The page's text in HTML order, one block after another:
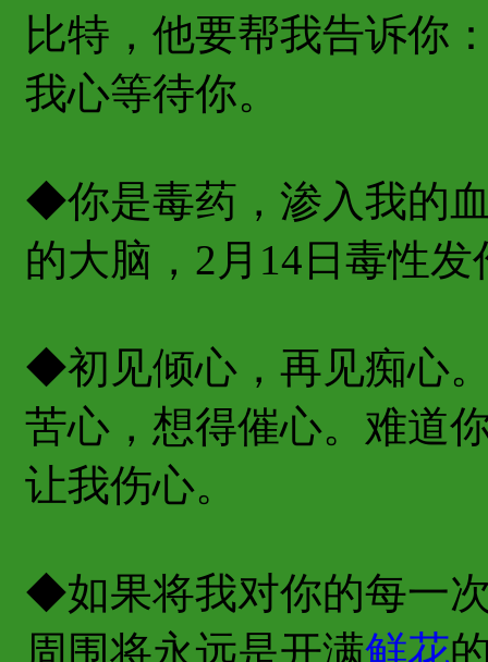
比特，他要帮我告诉你
我心等待你。
◆你是毒药，渗入我的
的大脑，2月14日毒性
◆初见倾心，再见痴心
苦心，想得催心。难道
让我伤心。
◆如果将我对你的每一
周围将永远是开满鲜花